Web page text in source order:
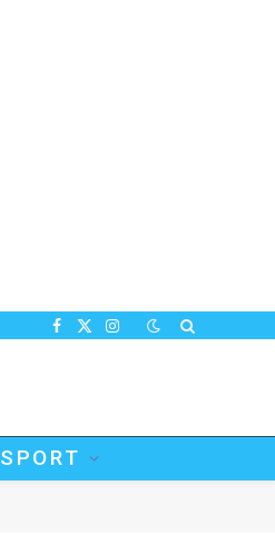
Facebook
X
Instagram
SPORT